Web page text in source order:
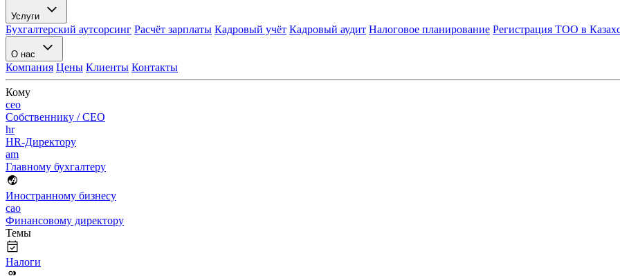
Услуги
Бухгалтерский аутсорсинг Расчёт зарплаты Кадровый учёт Кадровый аудит Налоговое планирование Регистрация ТОО в
О нас
Компания Цены Клиенты Контакты
Кому
ceo
Собственнику / CEO
hr
HR-Директору
am
Главному бухгалтеру
Иностранному бизнесу
cao
Финансовому директору
Темы
Налоги